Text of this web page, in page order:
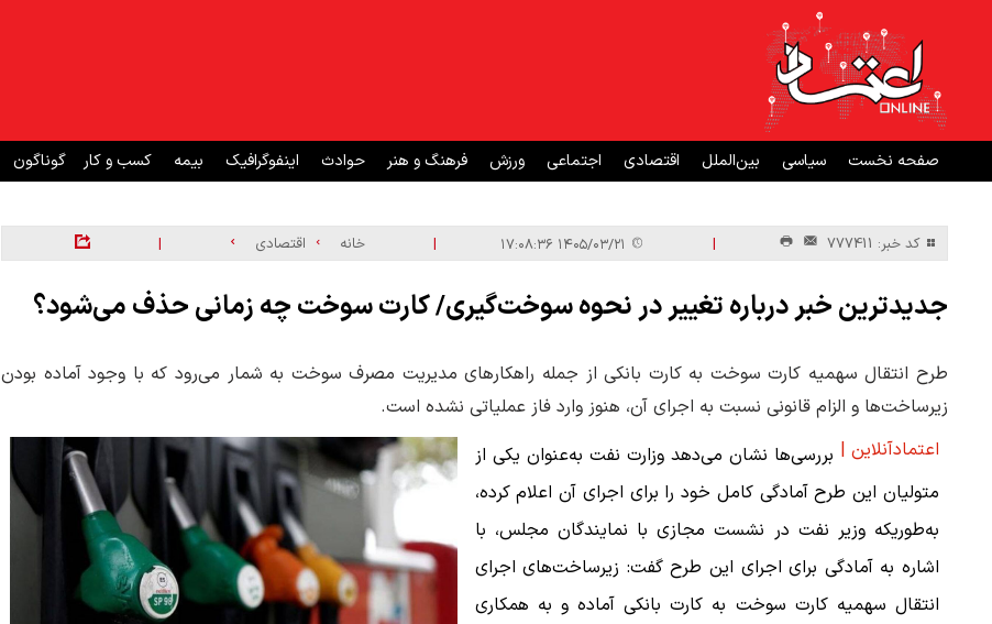
صفحه نخست سیاسی بین‌الملل اقتصادی اجتماعی ورزش فرهنگ و هنر حوادث اینفوگرافیک بیمه کسب و کار گوناگون
کد خبر: 777411 |
| خانه اقتصادی |
جدیدترین خبر درباره تغییر در نحوه سوخت‌گیری/ کارت سوخت چه زمانی حذف می‌شود؟
طرح انتقال سهمیه کارت سوخت به کارت بانکی از جمله راهکارهای مدیریت مصرف سوخت به شمار می‌رود که با وجود آماده بودن
زیرساخت‌ها و الزام قانونی نسبت به اجرای آن، هنوز وارد فاز عملیاتی نشده است.
اعتمادآنلاین | بررسی‌ها نشان می‌دهد وزارت نفت به‌عنوان یکی از
متولیان این طرح آمادگی کامل خود را برای اجرای آن اعلام کرده،
به‌طوریکه وزیر نفت در نشست مجازی با نمایندگان مجلس، با
اشاره به آمادگی برای اجرای این طرح گفت: زیرساخت‌های اجرای
انتقال سهمیه کارت سوخت به کارت بانکی آماده و به همکاری